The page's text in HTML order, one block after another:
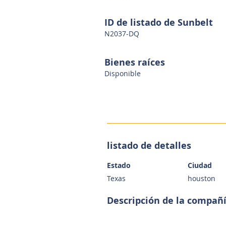
ID de listado de Sunbelt
N2037-DQ
Bienes raíces
Disponible
listado de detalles
Estado
Ciudad
Texas
houston
Descripción de la